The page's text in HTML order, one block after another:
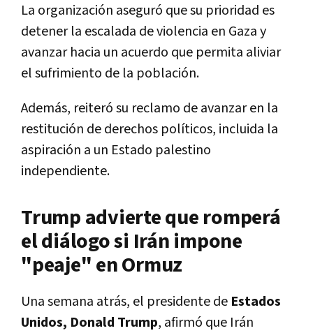
La organización aseguró que su prioridad es
detener la escalada de violencia en Gaza y
avanzar hacia un acuerdo que permita aliviar
el sufrimiento de la población.
Además, reiteró su reclamo de avanzar en la
restitución de derechos políticos, incluida la
aspiración a un Estado palestino
independiente.
Trump advierte que romperá
el diálogo si Irán impone
"peaje" en Ormuz
Una semana atrás, el presidente de Estados
Unidos, Donald Trump, afirmó que Irán